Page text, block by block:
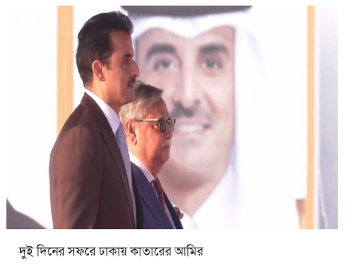
দুই দিনের সফরে ঢাকায় কাতারের আমির